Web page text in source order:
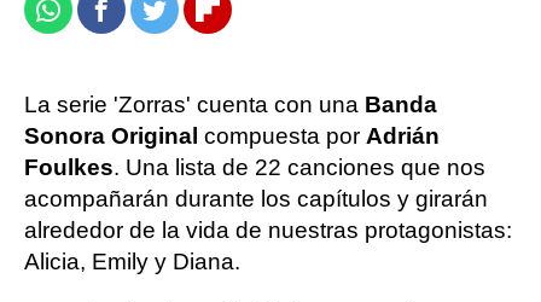
WhatsappFacebook
TwitterFlipboard
La serie 'Zorras' cuenta con una Banda
Sonora Original compuesta por Adrián
Foulkes. Una lista de 22 canciones que nos
acompañarán durante los capítulos y girarán
alrededor de la vida de nuestras protagonistas:
Alicia, Emily y Diana.